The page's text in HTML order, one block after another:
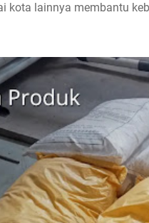
kota lainnya membantu